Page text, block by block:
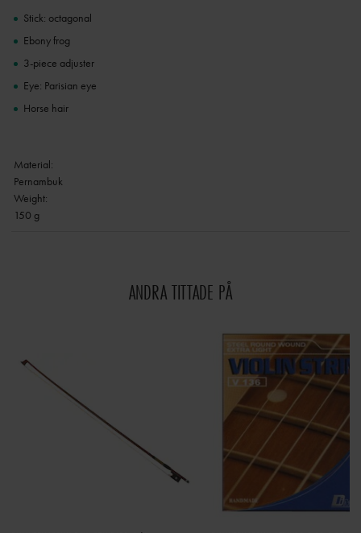
Stick: octagonal
Ebony frog
3-piece adjuster
Eye: Parisian eye
Horse hair
Material:
Pernambuk
Weight:
150 g
ANDRA TITTADE PÅ